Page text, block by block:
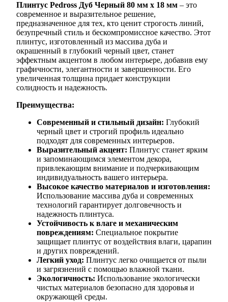
Плинтус Pedross Дуб Черный 80 мм х 18 мм – это
современное и выразительное решение,
предназначенное для тех, кто ценит строгость линий,
безупречный стиль и бескомпромиссное качество. Этот
плинтус, изготовленный из массива дуба и
окрашенный в глубокий черный цвет, станет
эффектным акцентом в любом интерьере, добавив ему
графичности, элегантности и завершенности. Его
увеличенная толщина придает конструкции
солидность и надежность.
Преимущества:
Современный и стильный дизайн: Глубокий
черный цвет и строгий профиль идеально
подходят для современных интерьеров.
Выразительный акцент: Плинтус станет ярким
и запоминающимся элементом декора,
привлекающим внимание и подчеркивающим
индивидуальность вашего интерьера.
Высокое качество материалов и изготовления:
Использование массива дуба и современных
технологий гарантирует долговечность и
надежность плинтуса.
Устойчивость к влаге и механическим
повреждениям: Специальное покрытие
защищает плинтус от воздействия влаги, царапин
и других повреждений.
Легкий уход: Плинтус легко очищается от пыли
и загрязнений с помощью влажной ткани.
Экологичность: Использование экологически
чистых материалов безопасно для здоровья и
окружающей среды.